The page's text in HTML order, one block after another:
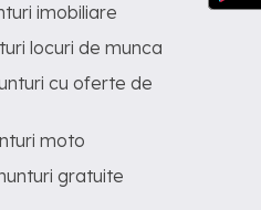
imobiliare
locuri de munca
cu oferte de
moto
gratuite